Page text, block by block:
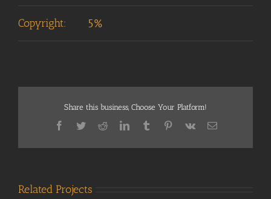
Copyright: 5%
Share this business, Choose Your Platform!
Facebook
TwitterRedditLinkedInTumblr Pinterest
Vk Email
Related Projects